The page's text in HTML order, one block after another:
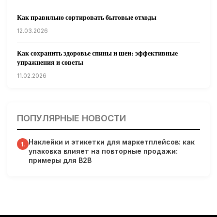
Как правильно сортировать бытовые отходы
12.03.2026
Как сохранить здоровье спины и шеи: эффективные
упражнения и советы
11.02.2026
31.01.2026
Гарвардские ученые обнаружили сеть лимфатических
сосудов в мозге человека и мышей
31.01.2026
ПОПУЛЯРНЫЕ НОВОСТИ
1. Наклейки и этикетки для маркетплейсов: как
упаковка влияет на повторные продажи:
примеры для B2B